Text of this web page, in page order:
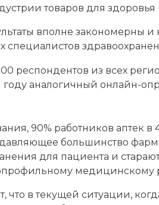
товаров для
вполне закономерны и
специалистов
респондентов из всех
аналогичный онлайн-
90% работников аптек
большинство
для пациента и
медицинскому
в текущей ситуации,